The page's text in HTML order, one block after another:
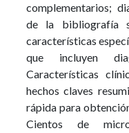
complementarios;
de la bibliografía
características
que incluyen
Características
hechos claves
rápida para
Cientos de